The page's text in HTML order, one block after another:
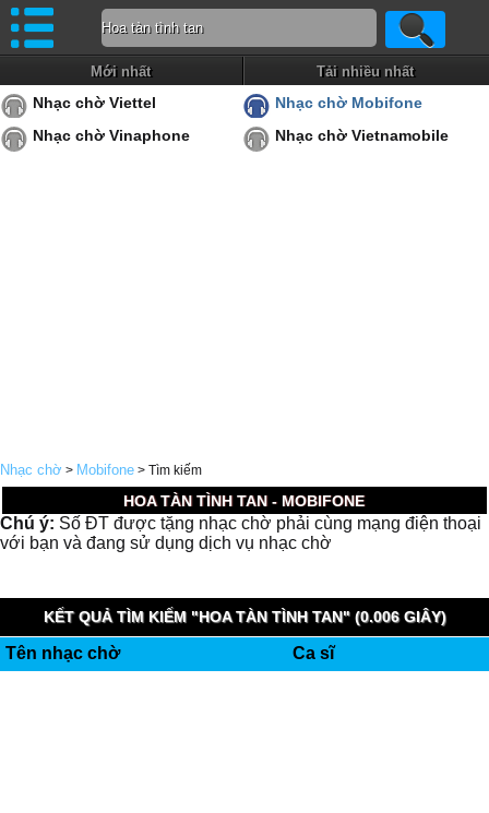
Mới nhất Tải nhiều nhất
Nhạc chờ Viettel
Nhạc chờ Mobifone
Nhạc chờ Vinaphone
Nhạc chờ Vietnamobile
Nhạc chờ > Mobifone > Tìm kiếm
HOA TÀN TÌNH TAN - MOBIFONE
Chú ý: Số ĐT được tặng nhạc chờ phải cùng mạng điện thoại
với bạn và đang sử dụng dịch vụ nhạc chờ
KẾT QUẢ TÌM KIẾM "HOA TÀN TÌNH TAN" (0.006 GIÂY)
Tên nhạc chờ Ca sĩ